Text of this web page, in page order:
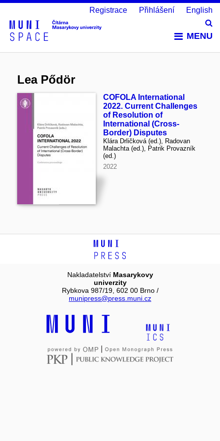
MENU
Registrace Přihlášení English
Lea Pődör
COFOLA International
2022. Current Challenges
of Resolution of
International (Cross-
Border) Disputes
Klára Drličková (ed.), Radovan
Malachta (ed.), Patrik Provazník
(ed.)
2022
Nakladatelství Masarykovy
univerzity
Rybkova 987/19, 602 00 Brno /
munipress@press.muni.cz